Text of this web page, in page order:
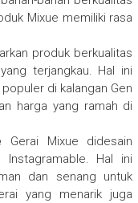
Mixue memiliki rasa
produk berkualitas
terjangkau. Hal ini
di kalangan Gen
harga yang ramah di
Gerai Mixue didesain
Hal ini
dan senang untuk
yang menarik juga